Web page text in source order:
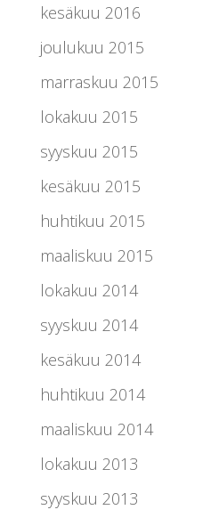
kesäkuu 2016
joulukuu 2015
marraskuu 2015
lokakuu 2015
syyskuu 2015
kesäkuu 2015
huhtikuu 2015
maaliskuu 2015
lokakuu 2014
syyskuu 2014
kesäkuu 2014
huhtikuu 2014
maaliskuu 2014
lokakuu 2013
syyskuu 2013